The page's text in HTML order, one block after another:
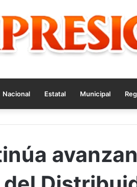
Nacional Estatal Municipal